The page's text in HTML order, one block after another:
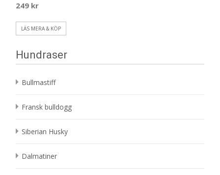
249 kr
LÄS MERA & KÖP
Hundraser
Bullmastiff
Fransk bulldogg
Siberian Husky
Dalmatiner